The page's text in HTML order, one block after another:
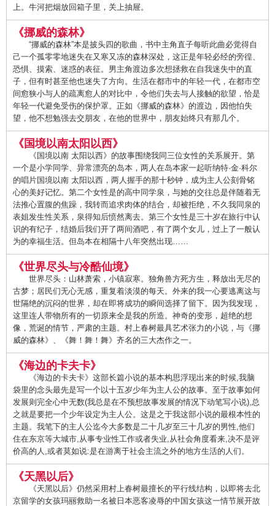
上。牛河把烟放回箱子里，关上抽屉。
《挪威的森林》
“挪威的森林”本是披头四的歌曲，书中主角直子每听此曲必觉得自
己一个孤零零地迷失在又寒又冻的森林深处，这正是年轻必经的旁徨、
恐惧、摸索、迷惑的表征。男主角渡边多次想拯救在自我迷失中的直
子，但有时甚至他也迷失了方向。生活在都市中的年轻一代，在都市空
间愈狭小与人的疏离愈人的对比中，令他们失去与人接触的欲望，恰是
年轻一代避免受伤的保护罩。正如《挪威的森林》的渡边，因他怕失
望，他不想勉强去交朋友，在他的世界中，朋友始终只有那几个。
《国境以南太阳以西》
《国境以南 太阳以西》的故事围绕我同三位女性的关系展开。第
一个是小学同学、异常漂亮的岛本，两人在岛本家一起听纳特·金·科尔
的唱片国境以南 太阳以西，两人握手的那十秒钟，成为主人公刻骨铭
心的美好记忆。第二个女性是的高中同学泉，与她的交往总是伴随着无
法推心置腹的焦躁，我转而追求肉体的结合，却被拒绝，不久我同泉的
表姐发生性关系，泉得知后愤然离去。第三个女性是三十岁在旅行中认
识的有纪子，结婚后我们开了两间酒吧，有了两个女儿，过上了一般认
为的幸福生活。但岛本在相隔十八年突然出现……
《世界尽头与冷酷仙境》
世界尽头：山林萧索，小镇寂寒。独角兽方死方生，释放出无尽的
古梦；居民们无心无感，重复着淡漠的每天。外来的我一心要逃离这与
世隔绝的沉闷的世界，却在即将成功的瞬间选择了留下。因为我发现，
这里连人带物所有的一切原来全是我的所造。神奇的变形，超绝的想
像，荒诞的情节，严肃的主题。村上春树最具艺术张力的小说，与《挪
威的森林》、《舞！舞！舞》齐名的三大杰作之一。
《海边的卡夫卡》
《海边的卡夫卡》这部长篇小说的基本构思浮现出来的时候,我脑
袋里的念头最先是写一个以十五岁少年为主人公的故事。至于故事如何
发展则完全心中无数(我总是在不预想故事发展的情况下动笔写小说),总
之就是要把一个少年设定为主人公。这是之于我这部小说的最根本性的
主题。我笔下的主人公迄今大多数是二十几岁至三十几岁的男性,他们
住在东京等大城市,从事专业性工作或者失业,从社会角度看来,决不是评
价高的人,或者莫如说:是在游离于社会主流之外的地方生活的人们。
《天黑以后》
《天黑以后》仍然采用村上春树最擅长的平行线结构，以即将去北
京留学的女孩玛丽救助一名被日本恶客凌辱的中国女孩这一情节展开故